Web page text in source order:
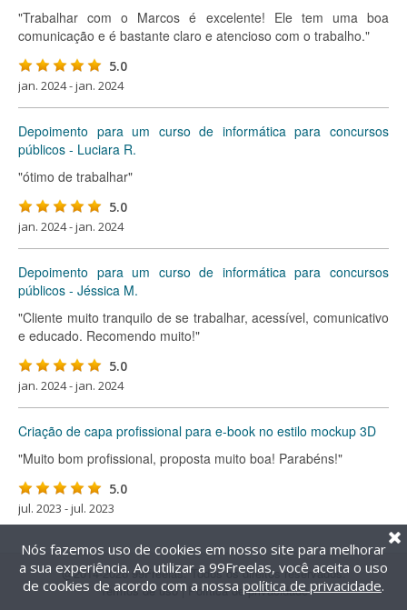
"Trabalhar com o Marcos é excelente! Ele tem uma boa
comunicação e é bastante claro e atencioso com o trabalho."
5.0
jan. 2024 - jan. 2024
Depoimento para um curso de informática para concursos
públicos - Luciara R.
"ótimo de trabalhar"
5.0
jan. 2024 - jan. 2024
Depoimento para um curso de informática para concursos
públicos - Jéssica M.
"Cliente muito tranquilo de se trabalhar, acessível, comunicativo
e educado. Recomendo muito!"
5.0
jan. 2024 - jan. 2024
Criação de capa profissional para e-book no estilo mockup 3D
"Muito bom profissional, proposta muito boa! Parabéns!"
5.0
jul. 2023 - jul. 2023
@2014-2026 99Freelas. Todos os direitos reservados.
Termos de uso| Política de privacidade
Nós fazemos uso de cookies em nosso site para melhorar
a sua experiência. Ao utilizar a 99Freelas, você aceita o uso
de cookies de acordo com a nossa política de privacidade.